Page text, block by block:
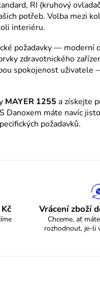
RI (kruhový
potřeb. Volba mezi
interiéru.
požadavky — moderní
zdravotnického
spokojenost uživatele
MAYER 1255 a získejte
Danoxem máte navíc
požadavků.
Vrácení zboží
Chceme, ať
rozhodnout, je-li